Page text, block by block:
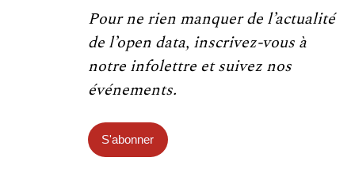
Pour ne rien manquer de l’actualité
de l’open data, inscrivez-vous à
notre infolettre et suivez nos
événements.
S'abonner